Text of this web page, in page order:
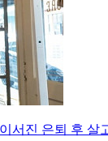
서진 은퇴 후 살